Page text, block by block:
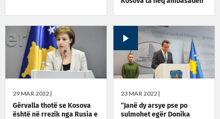
29 MAR 2022 |
Gërvalla thotë se Kosova
është në rrezik nga Rusia e
23 MAR 2022 |
“Janë dy arsye pse po
sulmohet egër Donika